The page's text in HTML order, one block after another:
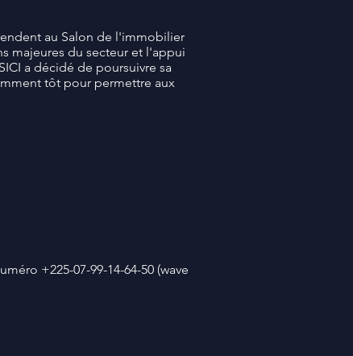
au Salon de l'immobilier
majeures du secteur et l'appui
a décidé de poursuivre sa
tôt pour permettre aux
+225-07-99-14-64-50 (wave